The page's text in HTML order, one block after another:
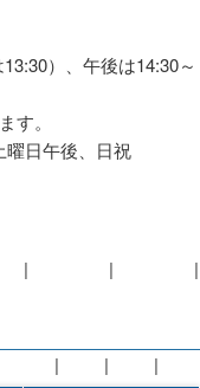
）、午後は14:30～
す。
曜日午後、日祝